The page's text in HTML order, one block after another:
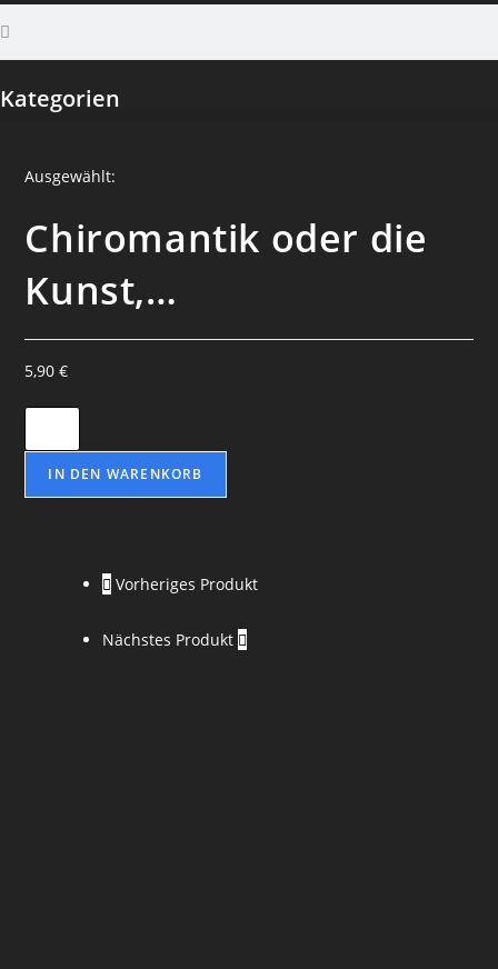
Kategorien
Ausgewählt:
Chiromantik oder die
Kunst,…
5,90€
IN DEN WARENKORB
Vorheriges Produkt
Nächstes Produkt